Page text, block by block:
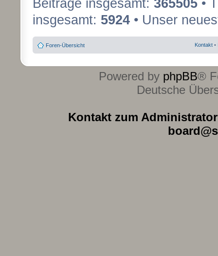
Beiträge insgesamt: 365505 •
insgesamt: 5924 • Unser
Foren-Übersicht Kontakt •
Powered by phpBB®
Deutsche
Kontakt zum